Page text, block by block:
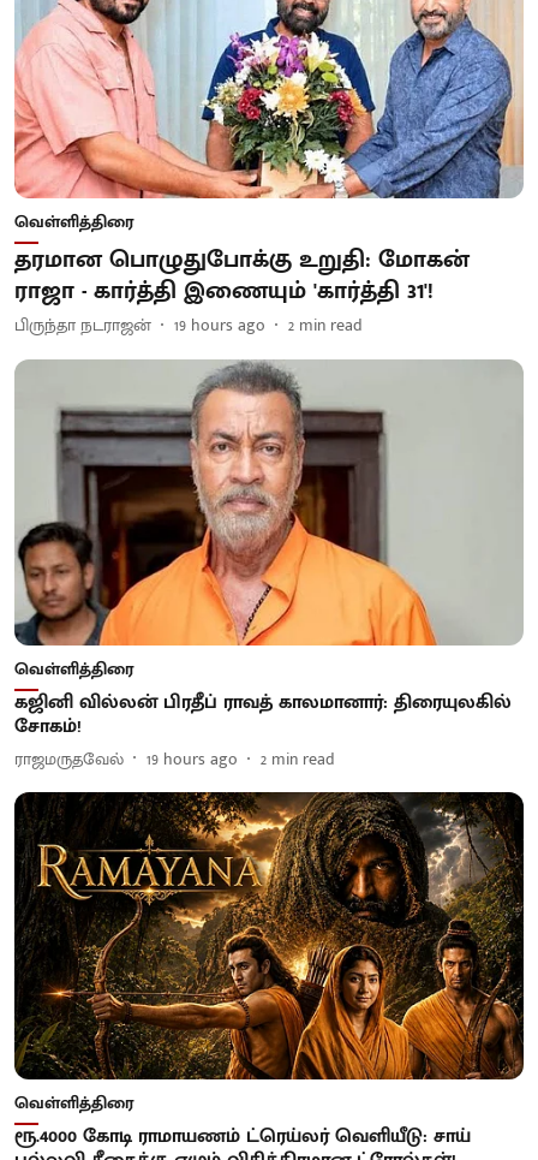
வெள்ளித்திரை
தரமான பொழுதுபோக்கு உறுதி: மோகன்
ராஜா - கார்த்தி இணையும் 'கார்த்தி 31'!
பிருந்தா நடராஜன் 19 hours ago 2 min read
வெள்ளித்திரை
கஜினி வில்லன் பிரதீப் ராவத் காலமானார்: திரையுலகில்
சோகம்!
ராஜமருதவேல் 19 hours ago 2 min read
வெள்ளித்திரை
ரூ.4000 கோடி ராமாயணம் ட்ரெய்லர் வெளியீடு: சாய்